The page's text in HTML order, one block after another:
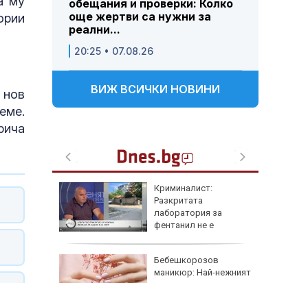
обещания и проверки: Колко
още жертви са нужни за
реални...
20:25 • 07.08.26
ВИЖ ВСИЧКИ НОВИНИ
Топлинен удар и
дехидратация при
кърмачета: какво
трябва да знаят
Кървене след секс –
трябва ли да се